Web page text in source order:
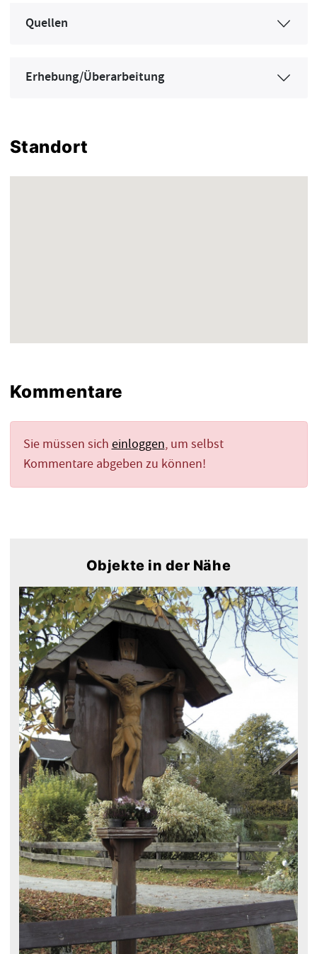
Quellen
Erhebung/Überarbeitung
Standort
Kommentare
Sie müssen sich einloggen, um selbst
Kommentare abgeben zu können!
Objekte in der Nähe